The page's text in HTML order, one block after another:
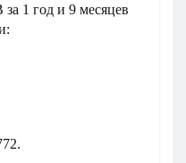
1 год и 9 месяцев